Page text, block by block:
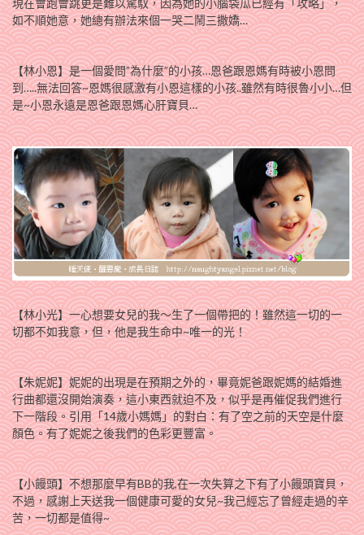
現在會跑會跳更是難以駕馭，因為她的小腦袋瓜已經有「攻略」，
如不順她意，她總有辦法來個一哭二鬧三撒嬌…
【林小恩】是一個愛問”為什麼”的小孩…恩爸跟恩媽有時被小恩問
到…..無法回答~恩媽很感激有小恩這樣的小孩..雖然有時很魯小小…但
是~小恩永遠是恩爸跟恩媽心肝寶貝…
【林小光】一心想要女兒的我～生了一個帶把的！雖然這一切的一
切都不如我意，但，他是我生命中~唯一的光！
【朱妮妮】妮妮的出現是在預期之外的，畢竟妮爸跟妮媽的結婚進
行曲都還沒開始演奏，這小東西就迫不及，似乎是再催促我們進行
下一階段。引用「14歲小媽媽」的對白：有了空之前的天空是什麼
顏色。有了妮妮之後我們的色彩更豐富。
【小饅頭】不想那麼早有BB的我,在一次失算之下有了小饅頭寶貝，
不過，感謝上天送我一個健康可愛的女兒~我己經忘了曾經走過的辛
苦，一切都是值得~